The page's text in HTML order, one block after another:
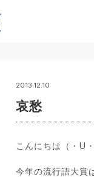
2013.12.10
哀愁
こんにちは（・U
今年の流行語大賞